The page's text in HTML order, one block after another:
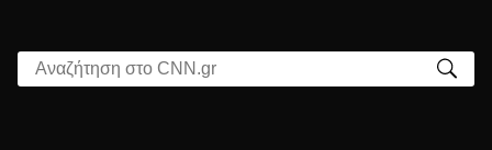
Αναζήτηση στο CNN.gr